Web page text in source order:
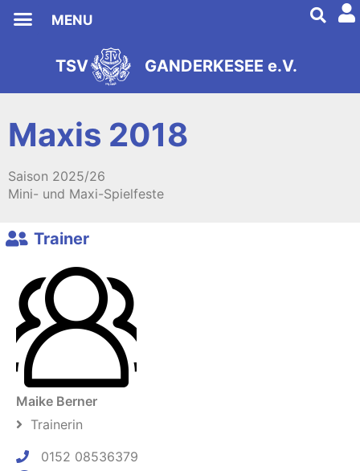
MENU
TSV
seit1892
GANDERKESEE e.V.
Maxis 2018
Saison 2025/26
Mini- und Maxi-Spielfeste
Trainer
Maike Berner
Trainerin
0152 08536379